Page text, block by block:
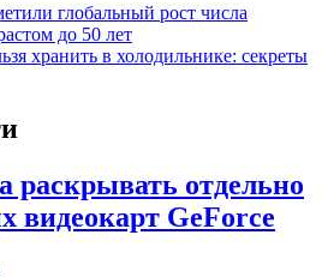
глобальный рост числа
до 50 лет
хранить в холодильнике: секреты
раскрывать отдельно
видеокарт GeForce